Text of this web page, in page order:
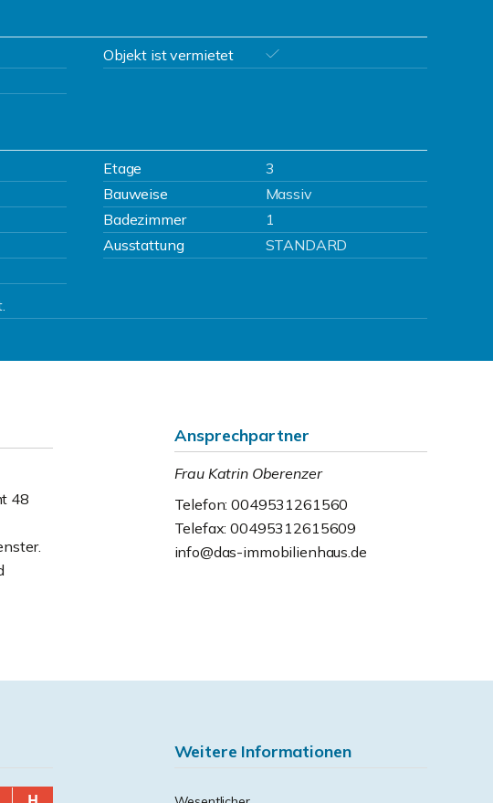
Objekt ist vermietet
Etage
3
Bauweise
Massiv
Badezimmer
1
Ausstattung
STANDARD
48
Ansprechpartner
Frau Katrin Oberenzer
Telefon: 0049531261560
Telefax: 00495312615609
info@das-immobilienhaus.de
Weitere Informationen